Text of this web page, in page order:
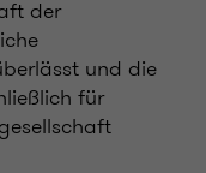
der
und die
für